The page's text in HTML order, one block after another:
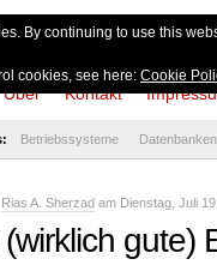
Über Kontakt
Betriebssysteme Datenbanken
Rias A. Sherzad am Dienstag, Juli
gute)
By continuing to use this
cookies, see here: Cookie